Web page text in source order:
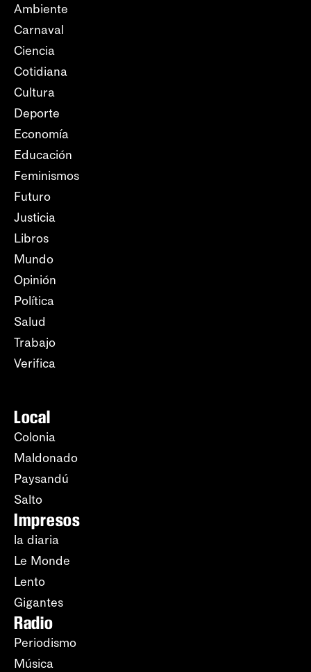
Ambiente
Carnaval
Ciencia
Cotidiana
Cultura
Deporte
Economía
Educación
Feminismos
Futuro
Justicia
Libros
Mundo
Opinión
Política
Salud
Trabajo
Verifica
Local
Colonia
Maldonado
Paysandú
Salto
Impresos
la diaria
Le Monde
Lento
Gigantes
Radio
Periodismo
Música